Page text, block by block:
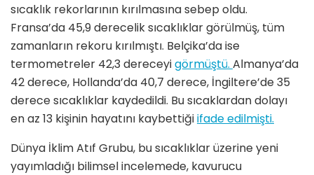
sıcaklık rekorlarının kırılmasına sebep oldu.
Fransa’da 45,9 derecelik sıcaklıklar görülmüş, tüm
zamanların rekoru kırılmıştı. Belçika’da ise
termometreler 42,3 dereceyigörmüştü. Almanya’da
42 derece, Hollanda’da 40,7 derece, İngiltere’de 35
derece sıcaklıklar kaydedildi. Bu sıcaklardan dolayı
en az 13 kişinin hayatını kaybettiğiifade edilmişti.
Dünya İklim Atıf Grubu, bu sıcaklıklar üzerine yeni
yayımladığı bilimsel incelemede, kavurucu